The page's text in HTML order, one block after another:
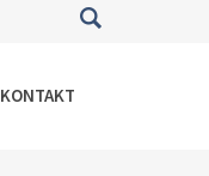
KONTAKT